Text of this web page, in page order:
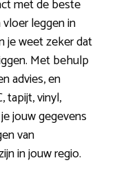
met de beste
leggen in
je weet zeker dat
Met behulp
advies, en
tapijt, vinyl,
jouw gegevens
van
in jouw regio.